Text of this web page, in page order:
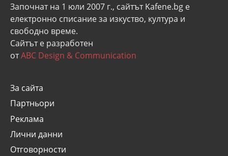
Започнат на 1 юли 2007 г., сайтът Kafene.bg e
eлектронно списание за изкуство, култура и
свободно време.
Сайтът е разработен
отABC Design & Communication
За сайта
Партньори
Реклама
Лични данни
Отговорности